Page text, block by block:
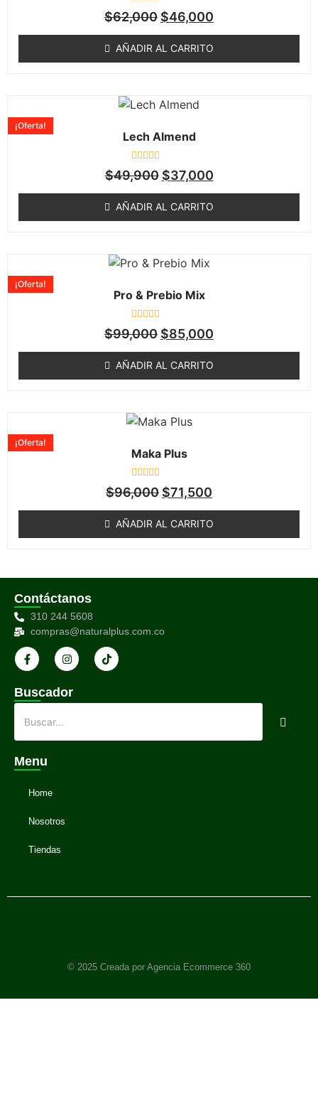
Valorado
en
de
5
$62,000 $46,000
AÑADIR AL CARRITO
Lech Almend
Valorado
en
de
5
¡Oferta!
$49,900 $37,000
AÑADIR AL CARRITO
Pro & Prebio Mix
Valorado
en
de
5
¡Oferta!
$99,000 $85,000
AÑADIR AL CARRITO
Maka Plus
Valorado
en
de
5
¡Oferta!
$96,000 $71,500
AÑADIR AL CARRITO
Contáctanos
310 244 5608
compras@naturalplus.com.co
Buscador
Menu
Home
Nosotros
Tiendas
© 2025 Creada por Agencia Ecommerce 360